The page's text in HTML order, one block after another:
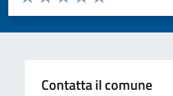
Valuta 5 stelle
Valuta 4 stelle su 5
Valuta 3 stelle su 5
Valuta 2 stelle su 5
Valuta 1 stelle su 5
Contatta il comune